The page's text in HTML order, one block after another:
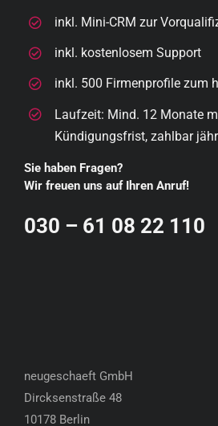
inkl. Mini-CRM zur
inkl. kostenlosem Support
inkl. 500 Firmenprofile zum
Laufzeit: Mind. 12 Monate
Kündigungsfrist, zahlbar
Sie haben Fragen?
Wir freuen uns auf Ihren Anruf!
030 – 61 08 22 110
neugeschaeft GmbH
Dircksenstraße 48
10178 Berlin